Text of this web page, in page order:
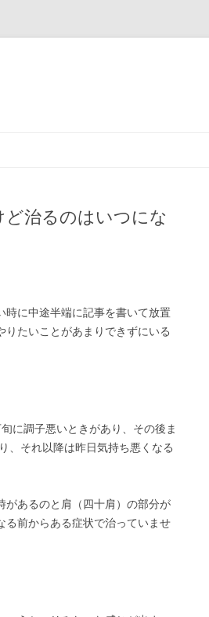
キ
ッ
治るのはいつにな
時に中途半端に記事を書いて放置
たいことがあまりできずにいる
に調子悪いときがあり、その後ま
、それ以降は昨日気持ち悪くなる
があるのと肩（四十肩）の部分が
る前からある症状で治っていませ